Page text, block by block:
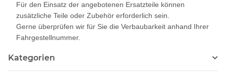
Für den Einsatz der angebotenen Ersatzteile können
zusätzliche Teile oder Zubehör erforderlich sein.
Gerne überprüfen wir für Sie die Verbaubarkeit anhand Ihrer
Fahrgestellnummer.
Kategorien